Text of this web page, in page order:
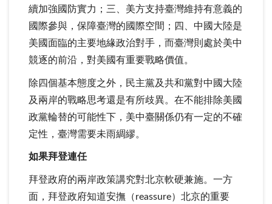
續加強國防實力；三、美方支持臺灣維持有意義的
國際參與，保障臺灣的國際空間；四、中國大陸是
美國面臨的主要地緣政治對手，而臺灣則處於美中
競逐的前沿，對美國有重要戰略價值。
除四個基本態度之外，民主黨及共和黨對中國大陸
及兩岸的戰略思考還是有所歧異。在不能排除美國
政黨輪替的可能性下，美中臺關係仍有一定的不確
定性，臺灣需要未雨綢繆。
如果拜登連任
拜登政府的兩岸政策講究對北京軟硬兼施。一方
面，拜登政府知道安撫（reassure）北京的重要